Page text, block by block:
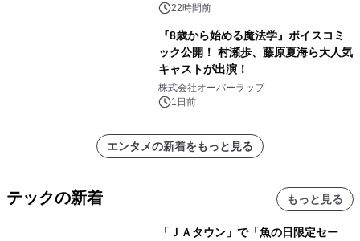
デザインズ
22時間前
『8歳から始める魔法学』ボイスコミ
ック公開！ 村瀬歩、藤原夏海ら大人気
キャストが出演！
株式会社オーバーラップ
1日前
エンタメの新着をもっと見る
テックの新着 もっと見る
「ＪＡタウン」で「魚の日限定セー